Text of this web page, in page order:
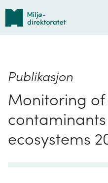
Tilbake
forsiden
Publikasjon
Monitoring
ecosystems